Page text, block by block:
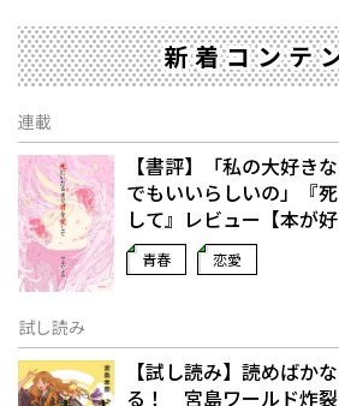
新着コンテ
連載
【書評】「私の大好き
でもいいらしいの」――『
して』レビュー【本が
青春 恋愛
試し読み
【試し読み】読めばか
る！ 宮島ワールド炸